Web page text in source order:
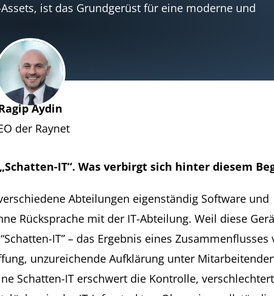
ist das Grundgerüst für eine moderne und
Aydin
der Raynet
IT“. Was verbirgt sich hinter diesem
Abteilungen eigenständig Software und
Rücksprache mit der IT-Abteilung. Weil diese
IT” – das Ergebnis eines Zusammenflusses
unzureichende Aufklärung unter
Schatten-IT erschwert die Kontrolle,